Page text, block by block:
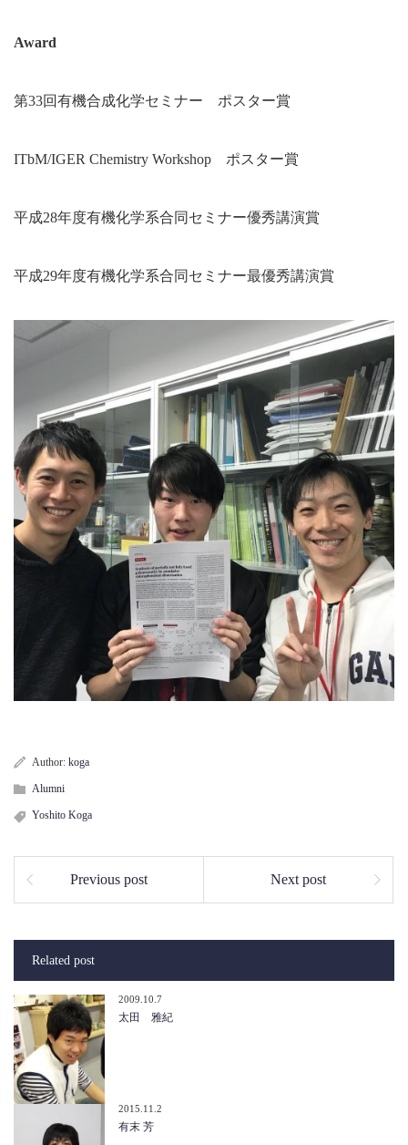
Award
第33回有機合成化学セミナー ポスター賞
ITbM/IGER Chemistry Workshop ポスター賞
平成28年度有機化学系合同セミナー優秀講演賞
平成29年度有機化学系合同セミナー最優秀講演賞
Author: koga
Alumni
Yoshito Koga
Previous post Next post
Related post
2009.10.7
太田 雅紀
2015.11.2
有末 芳